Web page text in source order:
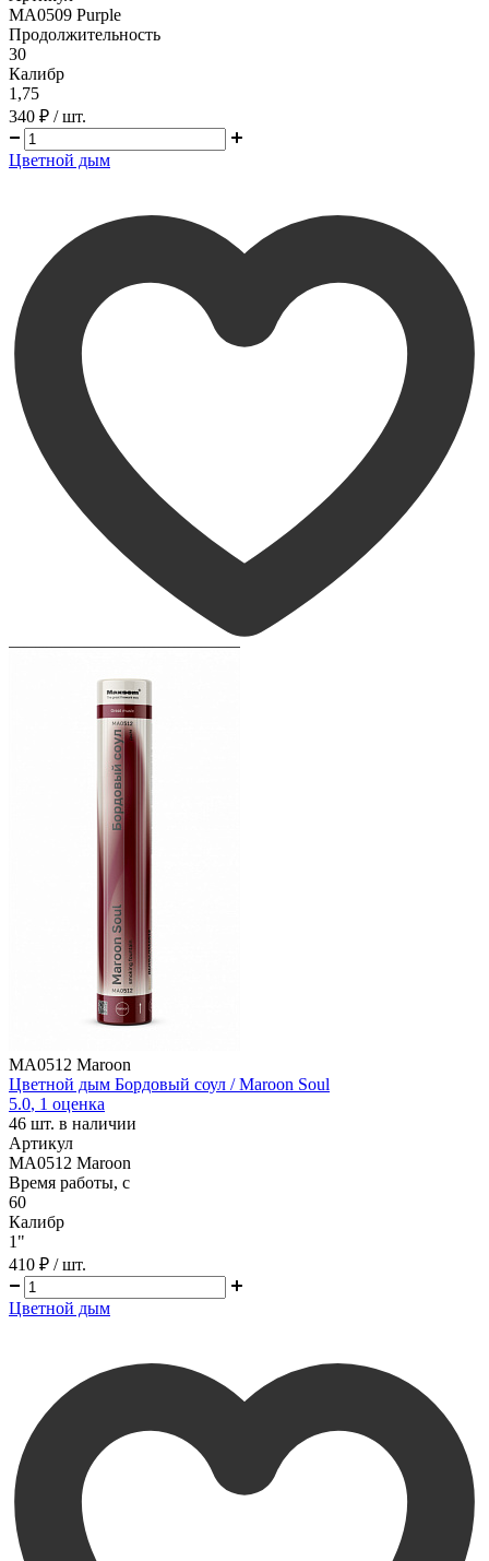
MA0509 Purple
Продолжительность
30
Калибр
1,75
340 ₽ / шт.
Цветной дым
MA0512 Maroon
Цветной дым Бордовый соул / Maroon Soul
5.0, 1 оценка
46 шт. в наличии
Артикул
MA0512 Maroon
Время работы, с
60
Калибр
1"
410 ₽ / шт.
Цветной дым